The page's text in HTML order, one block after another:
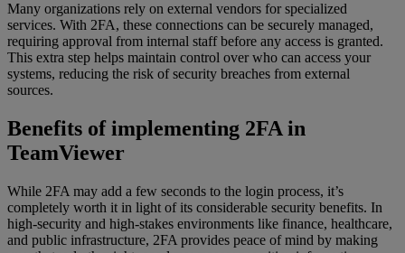
Many organizations rely on external vendors for specialized
services. With 2FA, these connections can be securely managed,
requiring approval from internal staff before any access is granted.
This extra step helps maintain control over who can access your
systems, reducing the risk of security breaches from external
sources.
Benefits of implementing 2FA in
TeamViewer
While 2FA may add a few seconds to the login process, it’s
completely worth it in light of its considerable security benefits. In
high-security and high-stakes environments like finance, healthcare,
and public infrastructure, 2FA provides peace of mind by making